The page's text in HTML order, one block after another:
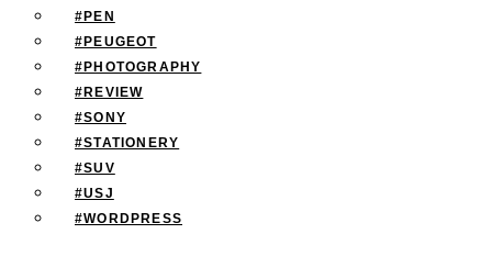
#PEN
#PEUGEOT
#PHOTOGRAPHY
#REVIEW
#SONY
#STATIONERY
#SUV
#USJ
#WORDPRESS